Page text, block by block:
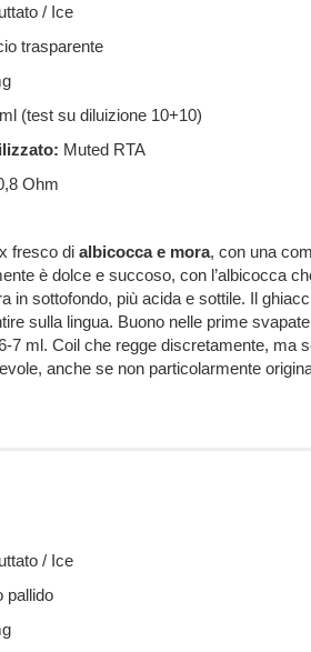
/ Ice
trasparente
(test su diluizione 10+10)
Muted RTA
Ohm
fresco dialbicocca e mora, con una
è dolce e succoso, con l’albicocca
in sottofondo, più acida e sottile. Il
sulla lingua. Buono nelle prime
7 ml. Coil che regge discretamente, ma
anche se non particolarmente
/ Ice
pallido